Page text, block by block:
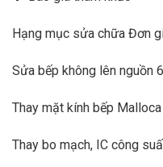
Hạng mục sửa chữa Đơn
Sửa bếp không lên nguồn
Thay mặt kính bếp
Thay bo mạch, IC công